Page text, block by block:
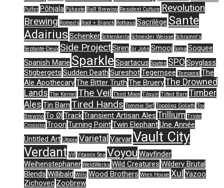
Pulfer Põhjala Pühaste RaR Brewing Resident Culture Revolution
Brewing Romeo's Root + Branch Rothaus Sacrilège Sante
Adairius Schenker Schlenkerla Schneider Weisse Schramm's
Septante-Deux Side ProjectSiren Sir John Smooj Soma Soquee
Spanish Marie SparkleSpartacus Spaten SPO Spyglass
Stigbergets Sudden Death SureshotTegernsee Temporal The
Ale ApothecaryThe Bitter Truth The BrueryThe Drowned
Lands The Kernel The Veil Third Moon Tilquin Tilted Barn Timber
Ales Tin Barn Tired Hands Tommie Sjef Toppling Goliath Tox
Brewing To Øl TrackTransient Artisan Ales Trillium Triple
Crossing Troon Turning PointTwin ElephantUne Année
Untitled Art Utopia Varietal VarvarVault City
Verdant Vif Vitamin Sea Voyou Wayfinder
Weihenstephaner WeldWerks Wild Creatures Wildery Brutal
Blends Willibald Wills Wood Brothers Wren House Xul Yazoo
Zichovec Zoobrew